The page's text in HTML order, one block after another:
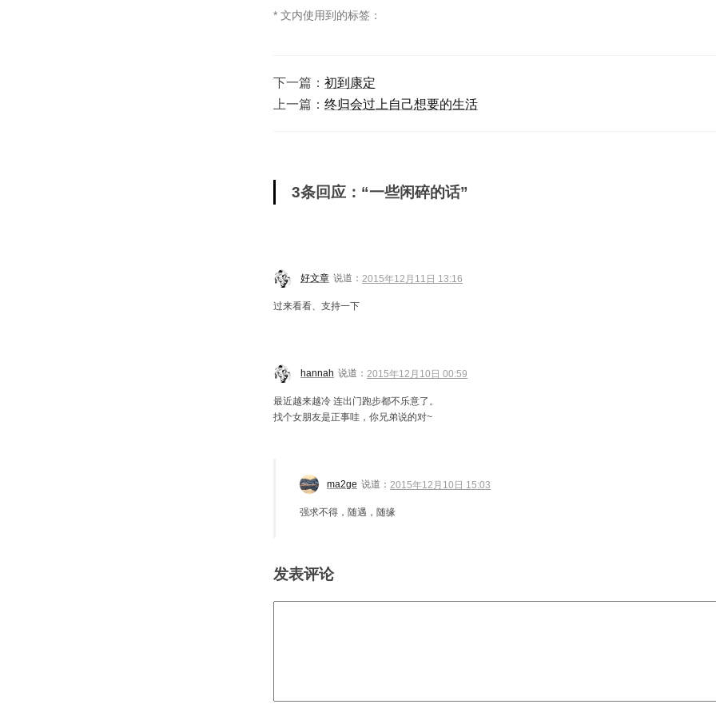
* 文内使用到的标签：
下一篇： 初到康定
上一篇： 终归会过上自己想要的生活
3条回应：“一些闲碎的话”
好文章 说道： 2015年12月11日 13:16
过来看看、支持一下
hannah 说道： 2015年12月10日 00:59
最近越来越冷 连出门跑步都不乐意了。
找个女朋友是正事哇，你兄弟说的对~
ma2ge 说道： 2015年12月10日 15:03
强求不得，随遇，随缘
发表评论